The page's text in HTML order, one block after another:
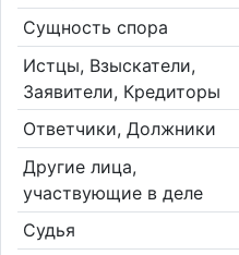
Сущность спора
Истцы, Взыскатели,
Заявители, Кредиторы
Ответчики, Должники
Другие лица,
участвующие в деле
Судья